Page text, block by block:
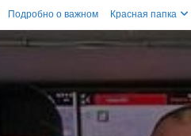
Подробно о важном Красная папка